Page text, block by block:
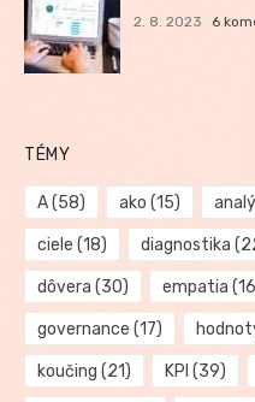
2. 8. 2023 6
TÉMY
A(58) ako (15)
ciele (18) diagnostika
dôvera (30) empatia
governance (17)
koučing (21) KPI (39)